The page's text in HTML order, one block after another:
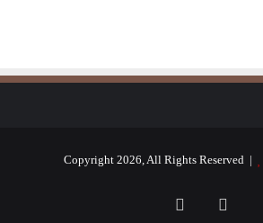
فيسبوك